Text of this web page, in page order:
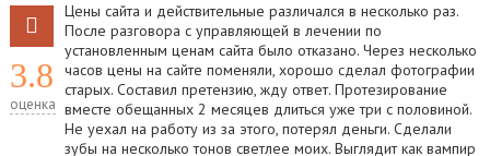
3.8
оценка
Цены сайта и действительные различался в несколько раз.
После разговора с управляющей в лечении по
установленным ценам сайта было отказано. Через несколько
часов цены на сайте поменяли, хорошо сделал фотографии
старых. Составил претензию, жду ответ. Протезирование
вместе обещанных 2 месяцев длиться уже три с половиной.
Не уехал на работу из за этого, потерял деньги. Сделали
зубы на несколько тонов светлее моих. Выглядит как вампир